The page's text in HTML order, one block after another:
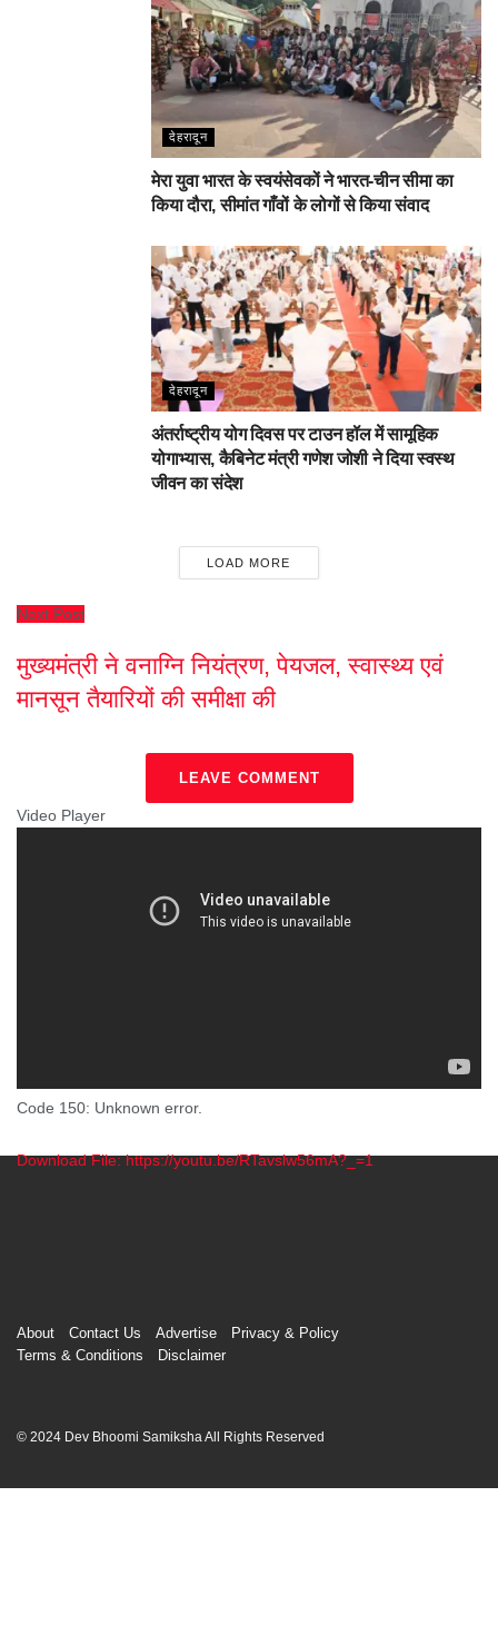
देहरादून
मेरा युवा भारत के स्वयंसेवकों ने भारत-चीन सीमा का
किया दौरा, सीमांत गाँवों के लोगों से किया संवाद
देहरादून
अंतर्राष्ट्रीय योग दिवस पर टाउन हॉल में सामूहिक
योगाभ्यास, कैबिनेट मंत्री गणेश जोशी ने दिया स्वस्थ
जीवन का संदेश
LOAD MORE
Next Post
मुख्यमंत्री ने वनाग्नि नियंत्रण, पेयजल, स्वास्थ्य एवं
मानसून तैयारियों की समीक्षा की
LEAVE COMMENT
Video Player
Code 150: Unknown error.
Download File: https://youtu.be/RTavslw56mA?_=1
About Contact Us Advertise
Privacy & Policy
Terms & Conditions
Disclaimer
© 2024 Dev Bhoomi Samiksha All Rights Reserved